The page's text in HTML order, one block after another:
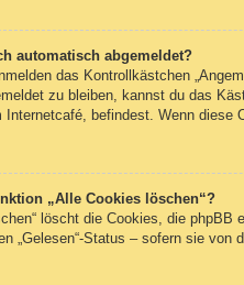
automatisch abgemeldet?
das Kontrollkästchen
zu bleiben, kannst du das
Internetcafé, befindest. Wenn
„Alle Cookies löschen“?
löscht die Cookies, die
„Gelesen“-Status – sofern sie